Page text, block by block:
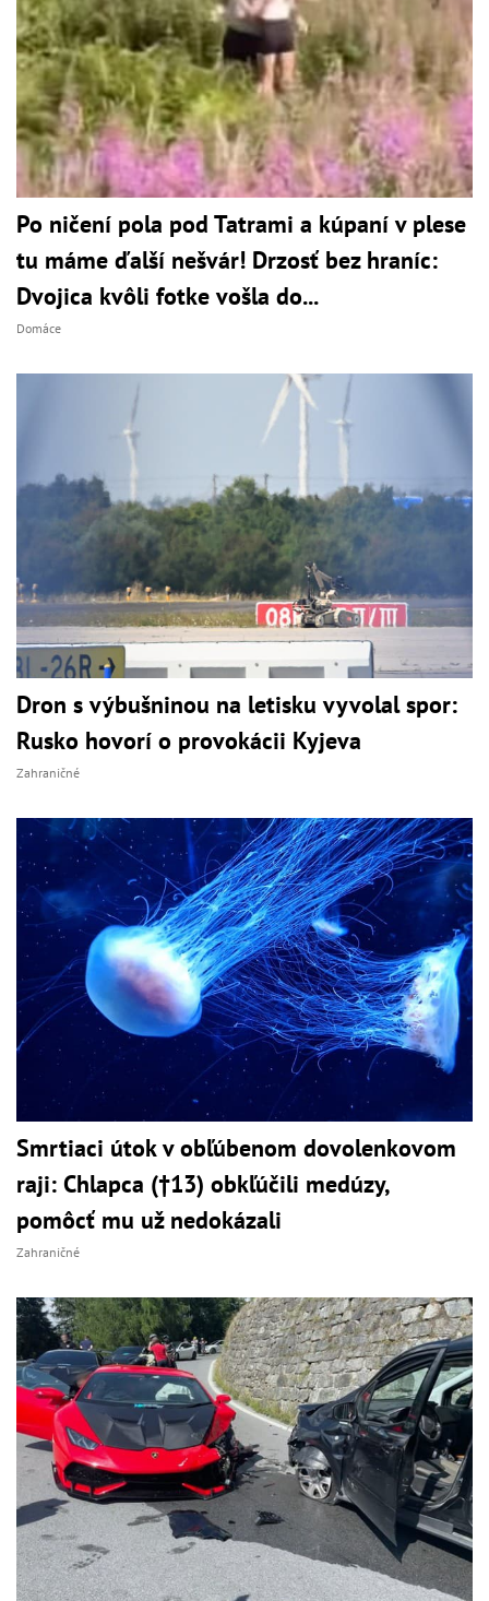
Po ničení pola pod Tatrami a kúpaní v plese
tu máme ďalší nešvár! Drzosť bez hraníc:
Dvojica kvôli fotke vošla do...
Domáce
Dron s výbušninou na letisku vyvolal spor:
Rusko hovorí o provokácii Kyjeva
Zahraničné
Smrtiaci útok v obľúbenom dovolenkovom
raji: Chlapca (†13) obkľúčili medúzy,
pomôcť mu už nedokázali
Zahraničné